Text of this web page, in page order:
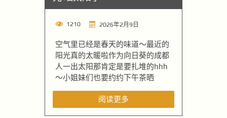
1210 2026年2月9日
空气里已经是春天的味道～最近的
阳光真的太暖啦作为向日葵的成都
人一出太阳那肯定是要扎堆的hhh
～小姐妹们也要约约下午茶晒
阅读更多